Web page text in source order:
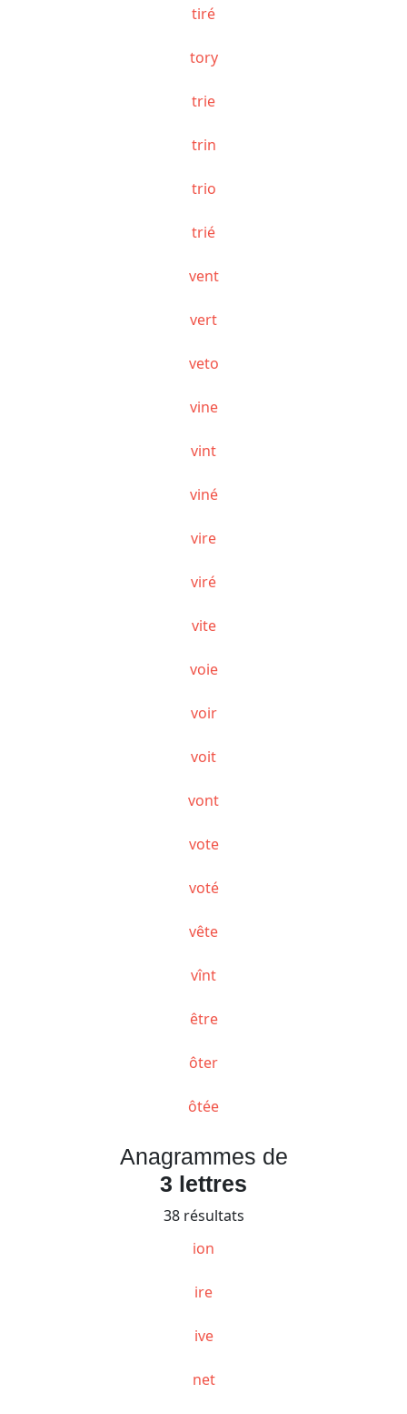
tiré
tory
trie
trin
trio
trié
vent
vert
veto
vine
vint
viné
vire
viré
vite
voie
voir
voit
vont
vote
voté
vête
vînt
être
ôter
ôtée
Anagrammes de
3 lettres
38 résultats
ion
ire
ive
net